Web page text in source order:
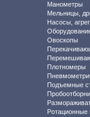
Манометры
Мельницы,
Насосы,
Овоскопы
Плотномеры
Подъемные
Ротационные